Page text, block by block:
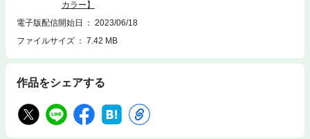
カラー】
電子版配信開始日
2023/06/18
ファイルサイズ
7.42 MB
作品をシェアする